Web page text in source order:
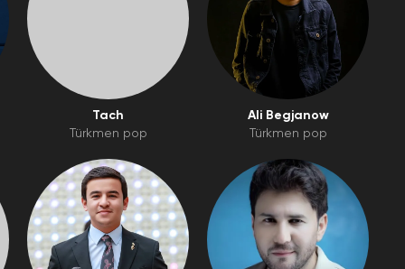
Tach
Türkmen pop
Ali Begjanow
Türkmen pop